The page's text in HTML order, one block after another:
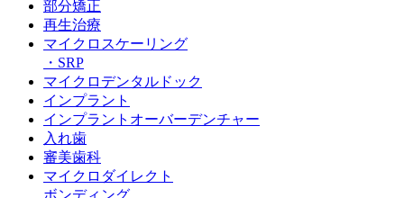
部分矯正
再生治療
マイクロスケーリング
・SRP
マイクロデンタルドック
インプラント
インプラントオーバーデンチャー
入れ歯
審美歯科
マイクロダイレクト